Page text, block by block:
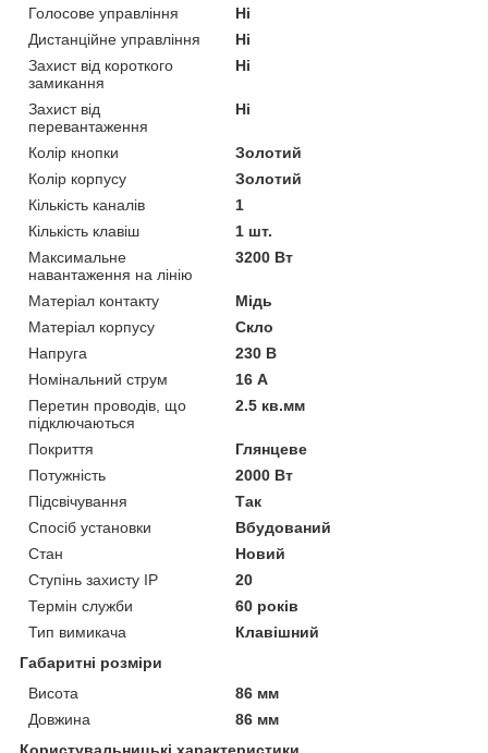
Голосове управління
Ні
Дистанційне управління
Ні
Захист від короткого
замикання
Ні
Захист від
перевантаження
Ні
Колір кнопки
Золотий
Колір корпусу
Золотий
Кількість каналів
1
Кількість клавіш
1 шт.
Максимальне
навантаження на лінію
3200 Вт
Матеріал контакту
Мідь
Матеріал корпусу
Скло
Напруга
230 В
Номінальний струм
16 А
Перетин проводів, що
підключаються
2.5 кв.мм
Покриття
Глянцеве
Потужність
2000 Вт
Підсвічування
Так
Спосіб установки
Вбудований
Стан
Новий
Ступінь захисту IP
20
Термін служби
60 років
Тип вимикача
Клавішний
Габаритні розміри
Висота
86 мм
Довжина
86 мм
Користувальницькі характеристики